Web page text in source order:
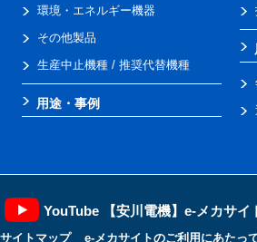
環境・エネルギー機器
その他製品
生産中止機種 / 推奨代替機種
用途・事例
YouTube 【安川電機】e-メカサイ
サイトマップ e-メカサイトのご利用にあたっ